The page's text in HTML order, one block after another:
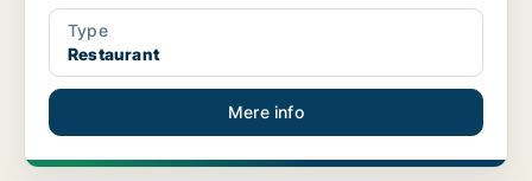
Type
Restaurant
Mere info